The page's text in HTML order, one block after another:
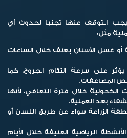
التوقف عنها تجنبًا لحدوث أي
مثل:
غسل الأسنان بعنف خلال الساعات
على سرعة التئام الجروح، كما
المضاعفات.
الكحولية خلال فترة التعافي، لأنها
بعد العملية.
الزراعة سواء عن طريق اللسان أو
الرياضية العنيفة خلال الأيام